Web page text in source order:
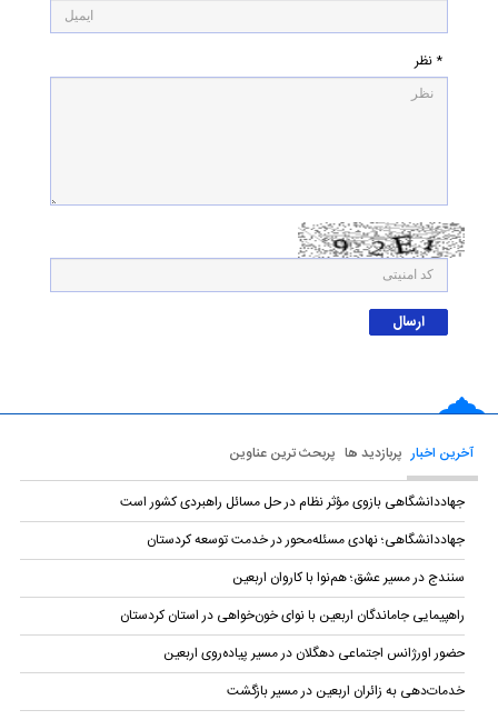
* نظر
آخرین اخبار پربازدید ها پربحث ترین عناوین
جهاددانشگاهی بازوی مؤثر نظام در حل مسائل راهبردی کشور است
جهاددانشگاهی؛ نهادی مسئله‌محور در خدمت توسعه کردستان
سنندج در مسیر عشق؛ هم‌نوا با کاروان اربعین
راهپیمایی جاماندگان اربعین با نوای خون‌خواهی در استان کردستان
حضور اورژانس اجتماعی دهگلان در مسیر پیاده‌روی اربعین
خدمات‌دهی به زائران اربعین در مسیر بازگشت